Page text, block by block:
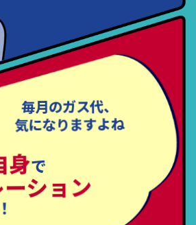
毎月のガス代、
気になりますよね
身で
ション